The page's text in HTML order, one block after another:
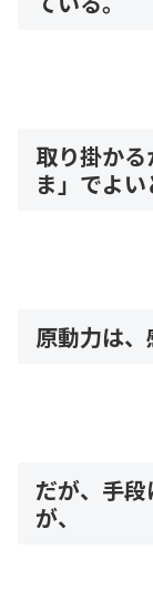
取り掛か
ま」でよ
原動力は、
だが、手
が、